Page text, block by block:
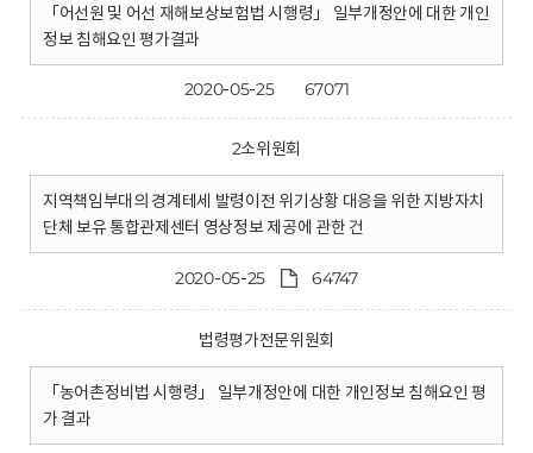
「어선원 및 어선 재해보상보험법 시행령」 일부개정안에 대한 개인
정보 침해요인 평가결과
2020-05-25 67071
2소위원회
지역책임부대의 경계테세 발령이전 위기상황 대응을 위한 지방자치
단체 보유 통합관제센터 영상정보 제공에 관한 건
2020-05-25 64747
법령평가전문위원회
「농어촌정비법 시행령」 일부개정안에 대한 개인정보 침해요인 평
가 결과